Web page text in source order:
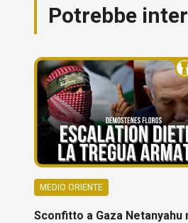
Potrebbe
MEDIO ORIENTE
Sconfitto a Gaza Netanyahu